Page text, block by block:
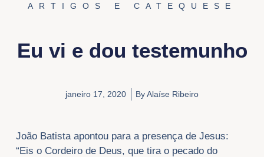
ARTIGOS E CATEQUESE
Eu vi e dou testemunho
janeiro 17, 2020 ByAlaíse Ribeiro
João Batista apontou para a presença de Jesus:
“Eis o Cordeiro de Deus, que tira o pecado do